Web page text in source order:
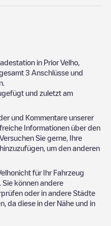
in Prior Velho
3 Anschlüsse und
und zuletzt am
und Kommentare unserer
Informationen über den
Sie gerne, Ihre
um den anderen
nicht für Ihr Fahrzeug
können andere
oder in andere Städte
da diese in der Nähe und in